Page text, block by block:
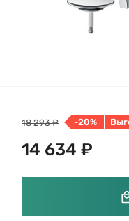
18 293 ₽ -20%
14 634 ₽